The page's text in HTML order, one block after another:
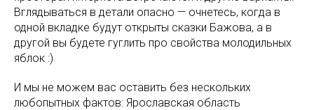
Вглядываться в детали опасно — очнетесь, когда в
одной вкладке будут открыты сказки Бажова, а в
другой вы будете гуглить про свойства молодильных
яблок :)
И мы не можем вас оставить без нескольких
любопытных фактов: Ярославская область